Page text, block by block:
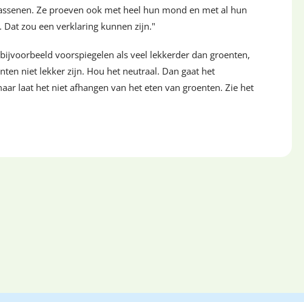
Ze proeven ook met heel hun mond en met al hun
zou een verklaring kunnen zijn."
voorspiegelen als veel lekkerder dan groenten,
niet lekker zijn. Hou het neutraal. Dan gaat het
laat het niet afhangen van het eten van groenten. Zie het